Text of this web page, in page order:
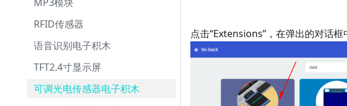
RFID传感器
语音识别电子积木
TFT2.4寸显示屏
可调光电传感器电子积木
点击“Extensions”，在弹出的对话